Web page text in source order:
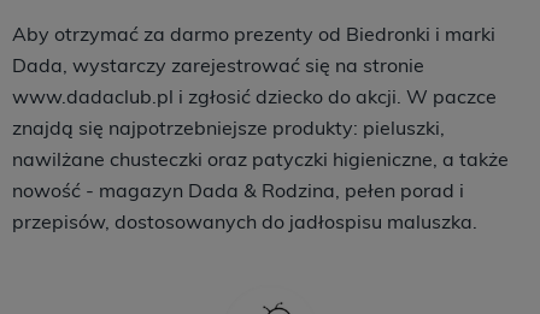
Aby otrzymać za darmo prezenty od Biedronki i marki
Dada, wystarczy zarejestrować się na stronie
www.dadaclub.pl i zgłosić dziecko do akcji. W paczce
znajdą się najpotrzebniejsze produkty: pieluszki,
nawilżane chusteczki oraz patyczki higieniczne, a także
nowość - magazyn Dada & Rodzina, pełen porad i
przepisów, dostosowanych do jadłospisu maluszka.